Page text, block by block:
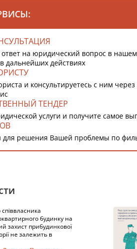
на юридический вопрос в
дальнейших действиях
и консультируетесь с ним
ТЕНДЕР
услуги и получите самое
для решения Вашей проблемы по
будинку на
захист прибудинкової
не залежить в